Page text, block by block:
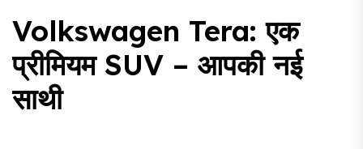
Volkswagen Tera: एक
प्रीमियम SUV – आपकी नई
साथी